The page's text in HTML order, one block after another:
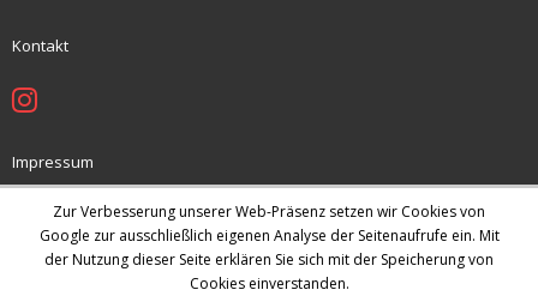
Kontakt
Impressum
Jugendschutzkonzept
Datenschutz
Archiv
Zur Verbesserung unserer Web-Präsenz setzen wir Cookies von
Google zur ausschließlich eigenen Analyse der Seitenaufrufe ein. Mit
der Nutzung dieser Seite erklären Sie sich mit der Speicherung von
Cookies einverstanden.